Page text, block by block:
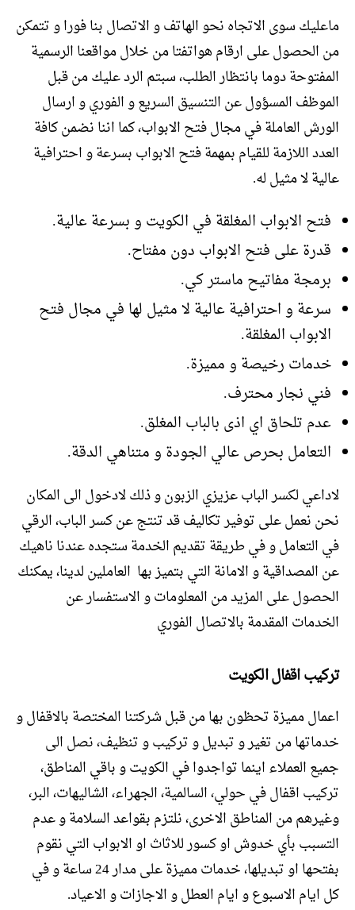
ماعليك سوى الاتجاه نحو الهاتف و الاتصال بنا فورا و تتمكن
من الحصول على ارقام هواتفتا من خلال مواقعنا الرسمية
المفتوحة دوما بانتظار الطلب، سبتم الرد عليك من قبل
الموظف المسؤول عن التنسيق السريع و الفوري و ارسال
الورش العاملة في مجال فتح الابواب، كما اننا نضمن كافة
العدد اللازمة للقيام بمهمة فتح الابواب بسرعة و احترافية
عالية لا مثيل له.
فتح الابواب المغلقة في الكويت و بسرعة عالية.
قدرة على فتح الابواب دون مفتاح.
برمجة مفاتيح ماستر كي.
سرعة و احترافية عالية لا مثيل لها في مجال فتح
الابواب المغلقة.
خدمات رخيصة و مميزة.
فني نجار محترف.
عدم تلحاق اي اذى بالباب المغلق.
التعامل بحرص عالي الجودة و متناهي الدقة.
لاداعي لكسر الباب عزيزي الزبون و ذلك لادخول الى المكان
نحن نعمل على توفير تكاليف قد تنتج عن كسر الباب، الرقي
في التعامل و في طريقة تقديم الخدمة ستجده عندنا ناهيك
عن المصداقية و الامانة التي بتميز بها العاملين لدينا، يمكنك
الحصول على المزيد من المعلومات و الاستفسار عن
الخدمات المقدمة بالاتصال الفوري
تركيب اقفال الكويت
اعمال مميزة تحظون بها من قبل شركتنا المختصة بالاقفال و
خدماتها من تغير و تبديل و تركيب و تنظيف، نصل الى
جميع العملاء اينما تواجدوا في الكويت و باقي المناطق،
تركيب اقفال في حولي، السالمية، الجهراء، الشاليهات، البر،
وغيرهم من المناطق الاخرى، نلتزم بقواعد السلامة و عدم
التسبب بأي خدوش او كسور للاثاث او الابواب التي نقوم
بفتحها او تبديلها، خدمات مميزة على مدار 24 ساعة و في
كل ايام الاسبوع و ايام العطل و الاجازات و الاعياد.